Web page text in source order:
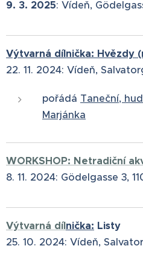
9. 3. 2025: Vídeň,
Výtvarná dílnička: Hvězdy
22. 11. 2024: Vídeň,
pořádá Taneční,
Marjánka
WORKSHOP: Netradiční
8. 11. 2024: Gödelgasse 3,
Výtvarná dílnička: Listy
25. 10. 2024: Vídeň,